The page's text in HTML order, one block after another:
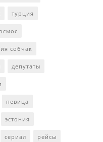
турция
собчак
депутаты
певица
эстония
сериал рейсы